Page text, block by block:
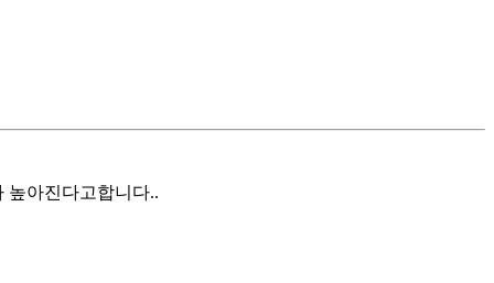
높아진다고합니다..